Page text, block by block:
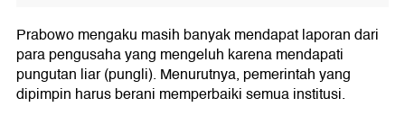
Prabowo mengaku masih banyak mendapat laporan dari
para pengusaha yang mengeluh karena mendapati
pungutan liar (pungli). Menurutnya, pemerintah yang
dipimpin harus berani memperbaiki semua institusi.